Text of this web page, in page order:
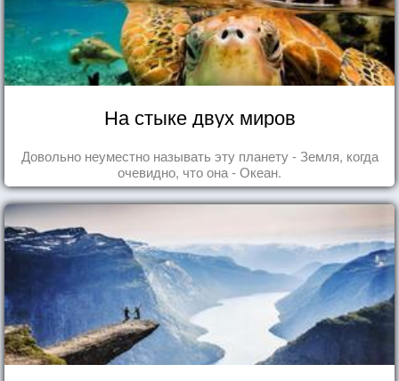
На стыке двух миров
Довольно неуместно называть эту планету - Земля, когда
очевидно, что она - Океан.